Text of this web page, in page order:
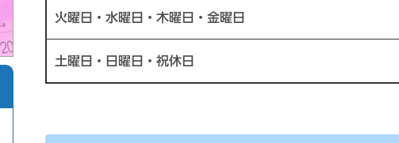
火曜日・水曜日・木曜日・金曜日
土曜日・日曜日・祝休日